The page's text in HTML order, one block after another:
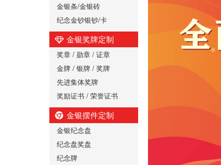
金银条/金银砖
纪念金钞银钞/卡
金银奖牌定制
奖章 / 勋章 / 证章
金牌 / 银牌 / 奖牌
先进集体奖牌
奖励证书 / 荣誉证书
金银摆件定制
金银纪念盘
纪念盘奖盘
纪念牌